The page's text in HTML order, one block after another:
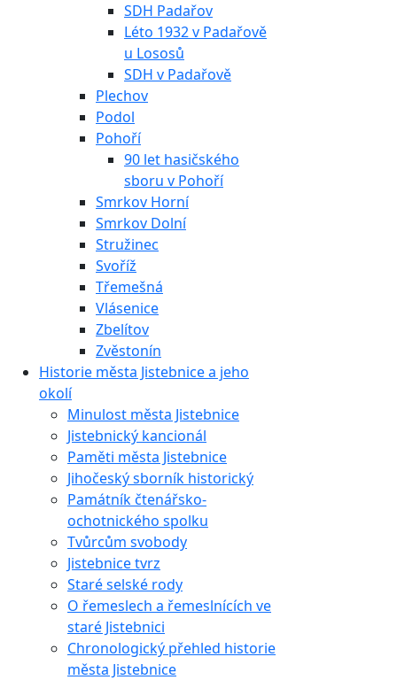
SDH Padařov
Léto 1932 v Padařově
u Lososů
SDH v Padařově
Plechov
Podol
Pohoří
90 let hasičského
sboru v Pohoří
Smrkov Horní
Smrkov Dolní
Stružinec
Svoříž
Třemešná
Vlásenice
Zbelítov
Zvěstonín
Historie města Jistebnice a jeho
okolí
Minulost města Jistebnice
Jistebnický kancionál
Paměti města Jistebnice
Jihočeský sborník historický
Památník čtenářsko-
ochotnického spolku
Tvůrcům svobody
Jistebnice tvrz
Staré selské rody
O řemeslech a řemeslnících ve
staré Jistebnici
Chronologický přehled historie
města Jistebnice